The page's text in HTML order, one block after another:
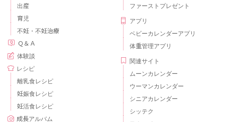
出産
育児
不妊・不妊治療
Ｑ＆Ａ
体験談
レシピ
離乳食レシピ
妊娠食レシピ
妊活食レシピ
成長アルバム
ファーストプレゼント
アプリ
ベビーカレンダーアプリ
体重管理アプリ
関連サイト
ムーンカレンダー
ウーマンカレンダー
シニアカレンダー
シッテク